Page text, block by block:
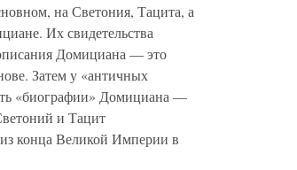
на Светония, Тацита, а
Их свидетельства
Домициана — это
Затем у «античных
«биографии» Домициана —
и Тацит
конца Великой Империи в